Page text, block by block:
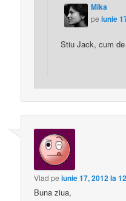
Mika
peiunie
Stiu Jack, cum
Vlad peiunie 17, 2012 la
Buna ziua,